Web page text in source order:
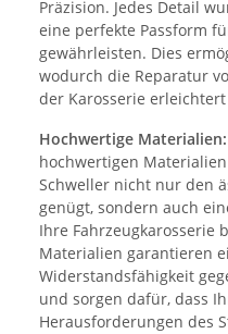
Präzision. Jedes Detail
eine perfekte Passform
gewährleisten. Dies
wodurch die Reparatur
der Karosserie
Hochwertige Materialien:
hochwertigen
Schweller nicht nur den
genügt, sondern auch
Ihre Fahrzeugkarosserie
Materialien garantieren
Widerstandsfähigkeit
und sorgen dafür, dass
Herausforderungen des